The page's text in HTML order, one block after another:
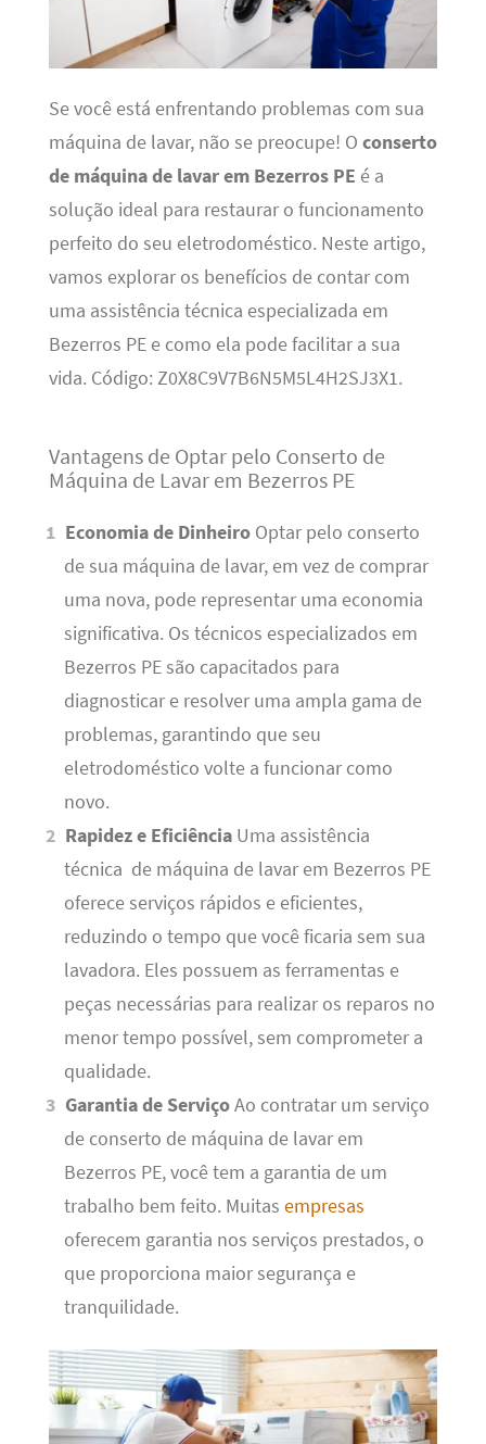
Se você está enfrentando problemas com sua
máquina de lavar, não se preocupe! O conserto
de máquina de lavar em Bezerros PE é a
solução ideal para restaurar o funcionamento
perfeito do seu eletrodoméstico. Neste artigo,
vamos explorar os benefícios de contar com
uma assistência técnica especializada em
Bezerros PE e como ela pode facilitar a sua
vida. Código: Z0X8C9V7B6N5M5L4H2SJ3X1.
Vantagens de Optar pelo Conserto de
Máquina de Lavar em Bezerros PE
Economia de Dinheiro Optar pelo conserto
de sua máquina de lavar, em vez de comprar
uma nova, pode representar uma economia
significativa. Os técnicos especializados em
Bezerros PE são capacitados para
diagnosticar e resolver uma ampla gama de
problemas, garantindo que seu
eletrodoméstico volte a funcionar como
novo.
Rapidez e Eficiência Uma assistência
técnica de máquina de lavar em Bezerros PE
oferece serviços rápidos e eficientes,
reduzindo o tempo que você ficaria sem sua
lavadora. Eles possuem as ferramentas e
peças necessárias para realizar os reparos no
menor tempo possível, sem comprometer a
qualidade.
Garantia de ServiçoAo contratar um serviço
de conserto de máquina de lavar em
Bezerros PE, você tem a garantia de um
trabalho bem feito. Muitas empresas
oferecem garantia nos serviços prestados, o
que proporciona maior segurança e
tranquilidade.